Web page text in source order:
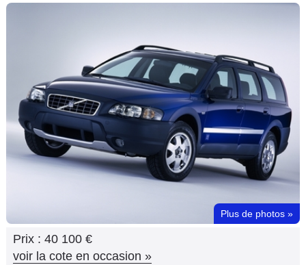
Utilitaires
Flottes
Auto
Services
Moto
Plus de photos »
Prix : 40 100 €
voir la cote en occasion »